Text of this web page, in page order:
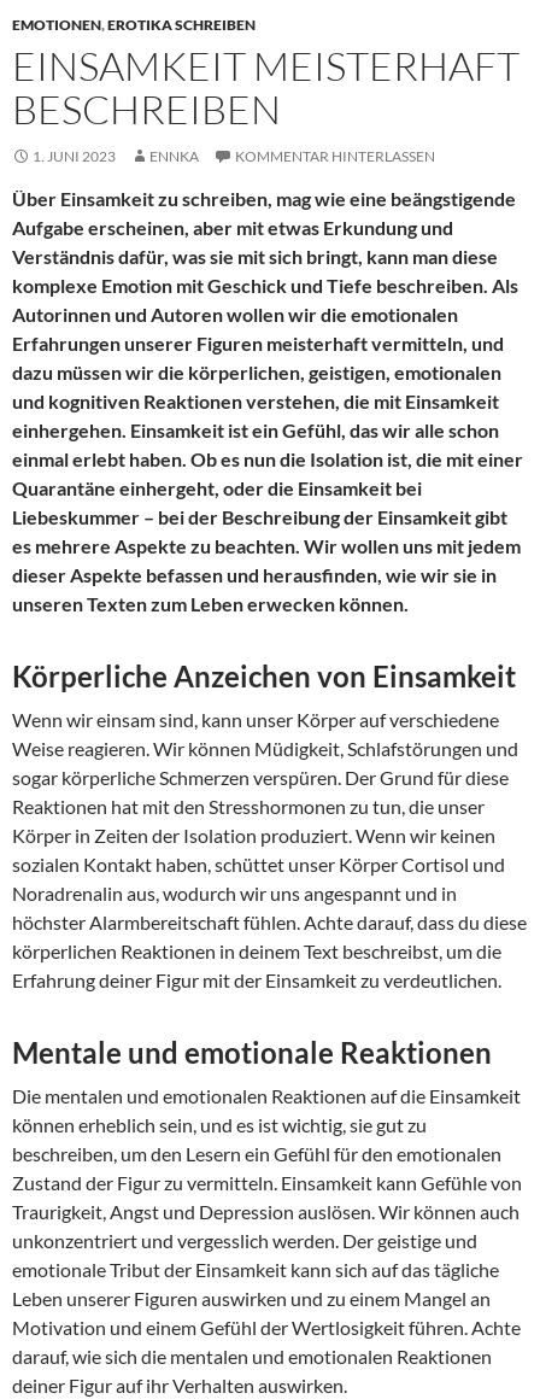
EMOTIONEN,EROTIKA SCHREIBEN
EINSAMKEIT MEISTERHAFT
BESCHREIBEN
1. JUNI 2023 ENNKA KOMMENTAR HINTERLASSEN
Über Einsamkeit zu schreiben, mag wie eine beängstigende
Aufgabe erscheinen, aber mit etwas Erkundung und
Verständnis dafür, was sie mit sich bringt, kann man diese
komplexe Emotion mit Geschick und Tiefe beschreiben. Als
Autorinnen und Autoren wollen wir die emotionalen
Erfahrungen unserer Figuren meisterhaft vermitteln, und
dazu müssen wir die körperlichen, geistigen, emotionalen
und kognitiven Reaktionen verstehen, die mit Einsamkeit
einhergehen. Einsamkeit ist ein Gefühl, das wir alle schon
einmal erlebt haben. Ob es nun die Isolation ist, die mit einer
Quarantäne einhergeht, oder die Einsamkeit bei
Liebeskummer – bei der Beschreibung der Einsamkeit gibt
es mehrere Aspekte zu beachten. Wir wollen uns mit jedem
dieser Aspekte befassen und herausfinden, wie wir sie in
unseren Texten zum Leben erwecken können.
Körperliche Anzeichen von Einsamkeit
Wenn wir einsam sind, kann unser Körper auf verschiedene
Weise reagieren. Wir können Müdigkeit, Schlafstörungen und
sogar körperliche Schmerzen verspüren. Der Grund für diese
Reaktionen hat mit den Stresshormonen zu tun, die unser
Körper in Zeiten der Isolation produziert. Wenn wir keinen
sozialen Kontakt haben, schüttet unser Körper Cortisol und
Noradrenalin aus, wodurch wir uns angespannt und in
höchster Alarmbereitschaft fühlen. Achte darauf, dass du diese
körperlichen Reaktionen in deinem Text beschreibst, um die
Erfahrung deiner Figur mit der Einsamkeit zu verdeutlichen.
Mentale und emotionale Reaktionen
Die mentalen und emotionalen Reaktionen auf die Einsamkeit
können erheblich sein, und es ist wichtig, sie gut zu
beschreiben, um den Lesern ein Gefühl für den emotionalen
Zustand der Figur zu vermitteln. Einsamkeit kann Gefühle von
Traurigkeit, Angst und Depression auslösen. Wir können auch
unkonzentriert und vergesslich werden. Der geistige und
emotionale Tribut der Einsamkeit kann sich auf das tägliche
Leben unserer Figuren auswirken und zu einem Mangel an
Motivation und einem Gefühl der Wertlosigkeit führen. Achte
darauf, wie sich die mentalen und emotionalen Reaktionen
deiner Figur auf ihr Verhalten auswirken.